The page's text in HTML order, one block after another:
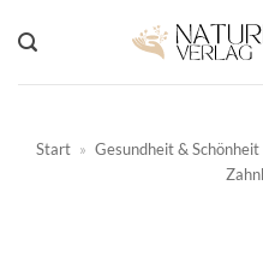
Inhalt
springen
Start » Gesundheit & Schönheit